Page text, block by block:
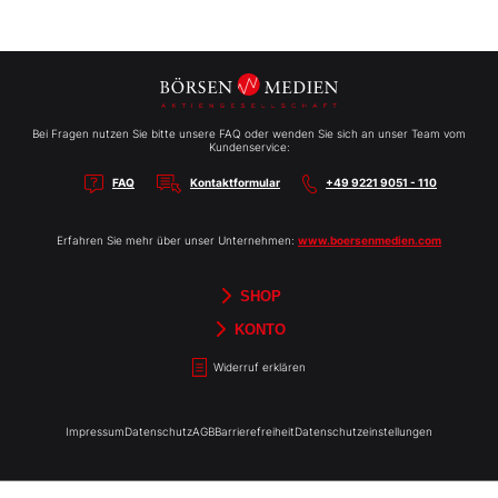
Bei Fragen nutzen Sie bitte unsere FAQ oder wenden Sie sich an unser Team vom
Kundenservice:
FAQ Kontaktformular +49 9221 9051 - 110
Erfahren Sie mehr über unser Unternehmen: www.boersenmedien.com
SHOP
Börsenbriefe
Aktien-Reports
HEBELTRADER
TradingDay
Newsletter
Merchandise
Gutscheine
KONTO
Widerruf erklären
ImpressumDatenschutzAGBBarrierefreiheitDatenschutzeinstellungen